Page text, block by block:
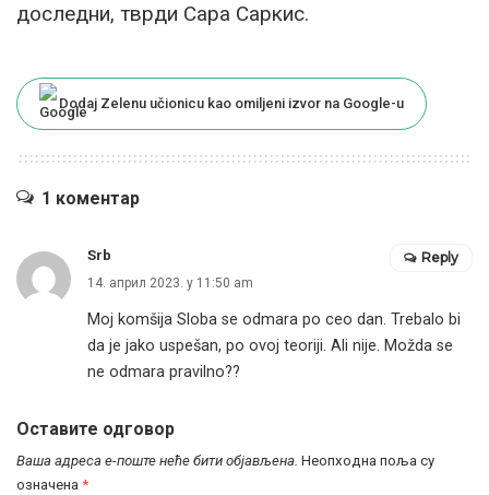
доследни, тврди Сара Саркис.
Dodaj Zelenu učionicu kao omiljeni izvor na Google-u
1 коментар
Srb
14. април 2023. у 11:50 am
Moj komšija Sloba se odmara po ceo dan. Trebalo bi
da je jako uspešan, po ovoj teoriji. Ali nije. Možda se
ne odmara pravilno??
Reply
Оставите одговор
Ваша адреса е-поште неће бити објављена. Неопходна поља су
означена *